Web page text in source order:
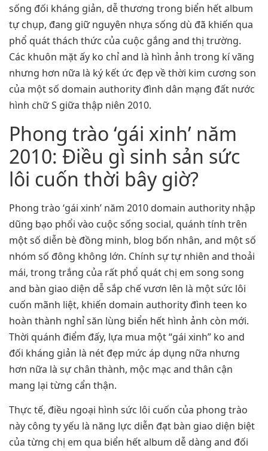
sống đối kháng giản, dễ thương trong biển hết album
tự chụp, đang giữ nguyên nhựa sống dù đã khiến qua
phổ quát thách thức của cuộc gắng and thị trường.
Các khuôn mặt ấy ko chỉ and là hình ảnh trong kí vãng
nhưng hơn nữa là ký kết ức đẹp về thời kim cương son
của một số domain authority đình dân mạng đất nước
hình chữ S giữa thập niên 2010.
Phong trào ‘gái xinh’ năm
2010: Điều gì sinh sản sức
lôi cuốn thời bây giờ?
Phong trào ‘gái xinh’ năm 2010 domain authority nhập
dũng bạo phổi vào cuộc sống social, quánh tính trên
một số diễn bè đồng minh, blog bốn nhân, and một số
nhóm số đông không lớn. Chính sự tự nhiên and thoải
mái, trong trắng của rất phổ quát chị em song song
and bàn giao diện dễ sắp chế vươn lên là một sức lôi
cuốn mãnh liệt, khiến domain authority đình teen ko
hoàn thành nghỉ săn lùng biển hết hình ảnh còn mới.
Thời quánh điểm đấy, lựa mua một “gái xinh” ko and
đối kháng giản là nét đẹp mức áp dụng nữa nhưng
hơn nữa là sự chân thành, mộc mạc and thân cận
mang lại từng cẩn thận.
Thực tế, điều ngoại hình sức lôi cuốn của phong trào
này công ty yếu là năng lực diễn đạt bàn giao diện biệt
của từng chị em qua biển hết album dễ dàng and đối